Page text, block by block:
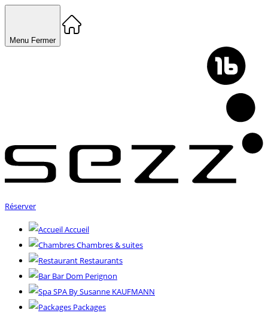
Menu Fermer
Réserver
Accueil
Chambres & suites
Restaurants
Bar Dom Perignon
SPA By Susanne KAUFMANN
Packages